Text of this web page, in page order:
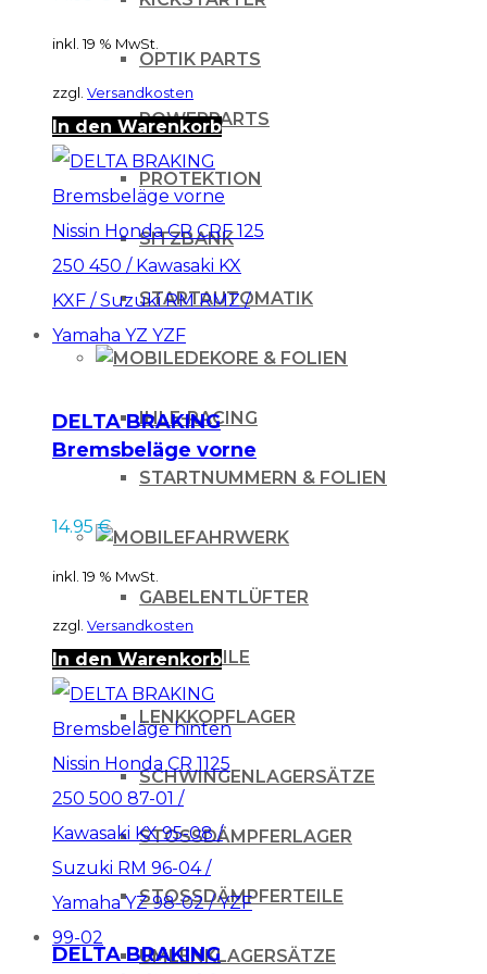
OPTIK PARTS
POWERPARTS
PROTEKTION
SITZBANK
STARTAUTOMATIK
DEKORE & FOLIEN
IHLE-RACING
STARTNUMMERN & FOLIEN
FAHRWERK
GABELENTLÜFTER
GABELTEILE
LENKKOPFLAGER
SCHWINGENLAGERSÄTZE
STOSSDÄMPFERLAGER
STOSSDÄMPFERTEILE
UMLENKLAGERSÄTZE
inkl. 19 % MwSt.
zzgl. Versandkosten
In den Warenkorb
DELTA BRAKING
Bremsbeläge vorne
Nissin Honda CR
Kawasaki KX KXF /
Yamaha YZ...
14.95€
inkl. 19 % MwSt.
zzgl. Versandkosten
In den Warenkorb
DELTA BRAKING